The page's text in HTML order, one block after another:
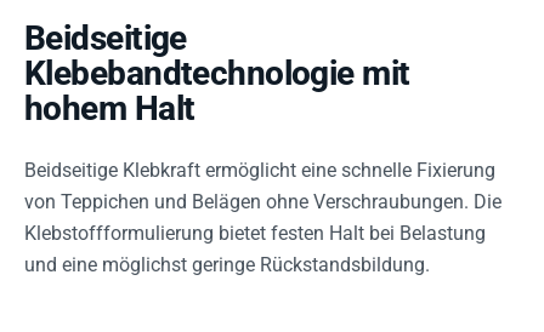
Beidseitige
Klebebandtechnologie mit
hohem Halt
Beidseitige Klebkraft ermöglicht eine schnelle Fixierung
von Teppichen und Belägen ohne Verschraubungen. Die
Klebstoffformulierung bietet festen Halt bei Belastung
und eine möglichst geringe Rückstandsbildung.